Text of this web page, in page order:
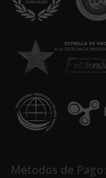
Métodos de Pago: